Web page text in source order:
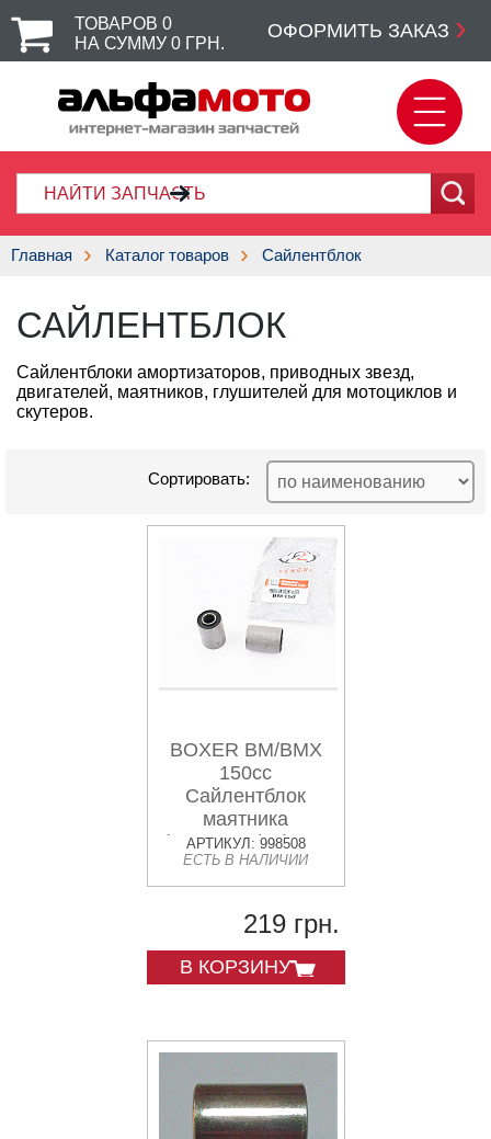
ТОВАРОВ 0
НА СУММУ 0 ГРН.
ОФОРМИТЬ ЗАКАЗ
Главная Каталог товаров Сайлентблок
САЙЛЕНТБЛОК
Сайлентблоки амортизаторов, приводных звезд,
двигателей, маятников, глушителей для мотоциклов и
скутеров.
Сортировать:
BOXER BM/BMX
150cc
Сайлентблок
маятника
(28x12x37/40) к-кт
2шт "DP171006"
АРТИКУЛ: 998508
ЕСТЬ В НАЛИЧИИ
219 грн.
В КОРЗИНУ